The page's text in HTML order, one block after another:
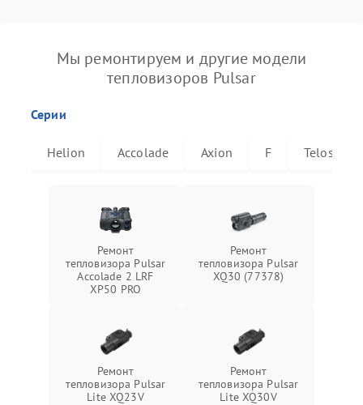
Мы ремонтируем и другие модели
тепловизоров Pulsar
Серии
Helion Accolade Axion F Telos
Ремонт
тепловизора Pulsar
Accolade 2 LRF
XP50 PRO
Ремонт
тепловизора Pulsar
XQ30 (77378)
Ремонт
тепловизора Pulsar
Lite XQ23V
Ремонт
тепловизора Pulsar
Lite XQ30V